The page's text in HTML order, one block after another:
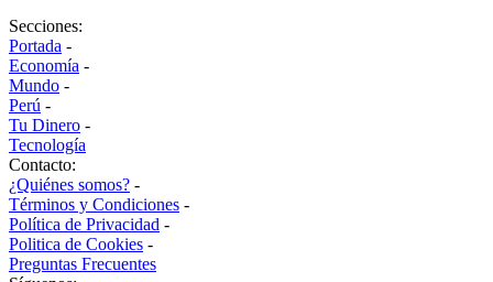
Secciones:
Portada -
Economía -
Mundo -
Perú -
Tu Dinero -
Tecnología
Contacto:
¿Quiénes somos? -
Términos y Condiciones -
Política de Privacidad -
Politica de Cookies -
Preguntas Frecuentes